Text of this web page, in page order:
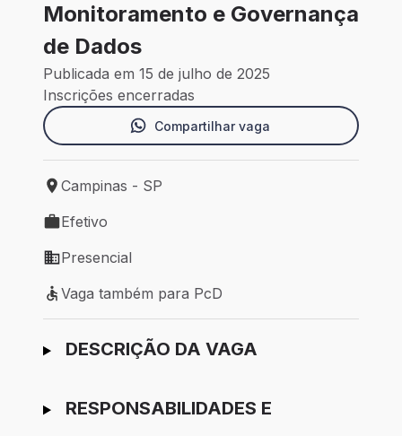
Monitoramento e Governança
de Dados
Publicada em 15 de julho de 2025
Inscrições encerradas
Compartilhar vaga
Local de trabalho: Campinas - SP
Campinas - SP
Tipo de vaga: Efetivo
Efetivo
Modelo de trabalho: Presencial
Presencial
Vaga também para PcD
Vaga também para PcD
Ir para candidatura
DESCRIÇÃO DA VAGA
RESPONSABILIDADES E